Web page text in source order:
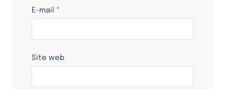
E-mail *
Site web